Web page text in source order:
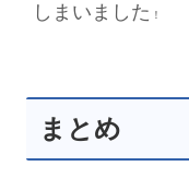
しまいました ！
まとめ